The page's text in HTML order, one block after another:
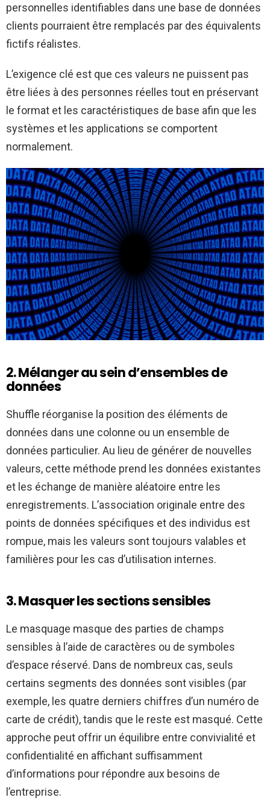
personnelles identifiables dans une base de données
clients pourraient être remplacés par des équivalents
fictifs réalistes.
L’exigence clé est que ces valeurs ne puissent pas
être liées à des personnes réelles tout en préservant
le format et les caractéristiques de base afin que les
systèmes et les applications se comportent
normalement.
2. Mélanger au sein d’ensembles de
données
Shuffle réorganise la position des éléments de
données dans une colonne ou un ensemble de
données particulier. Au lieu de générer de nouvelles
valeurs, cette méthode prend les données existantes
et les échange de manière aléatoire entre les
enregistrements. L’association originale entre des
points de données spécifiques et des individus est
rompue, mais les valeurs sont toujours valables et
familières pour les cas d’utilisation internes.
3. Masquer les sections sensibles
Le masquage masque des parties de champs
sensibles à l’aide de caractères ou de symboles
d’espace réservé. Dans de nombreux cas, seuls
certains segments des données sont visibles (par
exemple, les quatre derniers chiffres d’un numéro de
carte de crédit), tandis que le reste est masqué. Cette
approche peut offrir un équilibre entre convivialité et
confidentialité en affichant suffisamment
d’informations pour répondre aux besoins de
l’entreprise.